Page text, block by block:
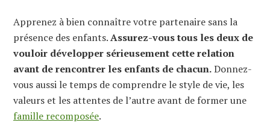
Apprenez à bien connaître votre partenaire sans la
présence des enfants.Assurez-vous tous les deux de
vouloir développer sérieusement cette relation
avant de rencontrer les enfants de chacun.Donnez-
vous aussi le temps de comprendre le style de vie, les
valeurs et les attentes de l’autre avant de former une
famille recomposée.